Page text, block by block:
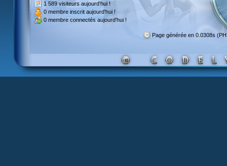
1 589 visiteurs aujourd'hui !
0 membre inscrit aujourd'hui !
0 membre connectés aujourd'hui !
Page générée en 0.0308s